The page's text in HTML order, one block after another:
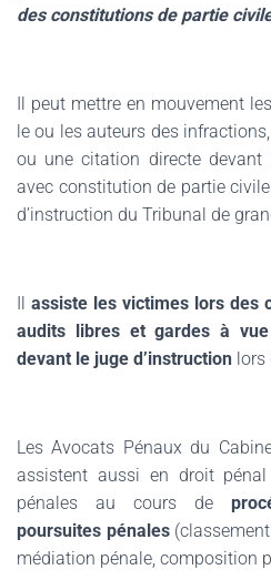
des constitutions de partie
Il peut mettre en mouvement
le ou les auteurs des
ou une citation directe
avec constitution de partie
d’instruction du Tribunal de
assiste les victimes lors des
audits libres et gardes à
devant le juge d’instruction
Les Avocats Pénaux du
assistent aussi en droit
pénales au cours de
poursuites pénales
médiation pénale, composition